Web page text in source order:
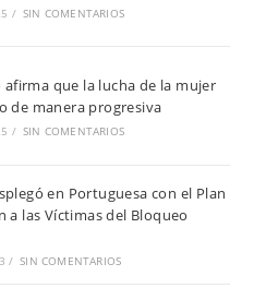
/ SIN COMENTARIOS
afirma que la lucha de la mujer
de manera progresiva
/ SIN COMENTARIOS
en Portuguesa con el Plan
a las Víctimas del Bloqueo
/ SIN COMENTARIOS